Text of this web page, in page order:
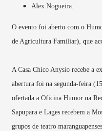
Alex Nogueira.
O evento foi aberto com o
de Agricultura Familiar), que
A Casa Chico Anysio recebe a
abertura foi na segunda-feira
ofertada a Oficina Humor na
Sapupara e Lages recebem a
grupos de teatro